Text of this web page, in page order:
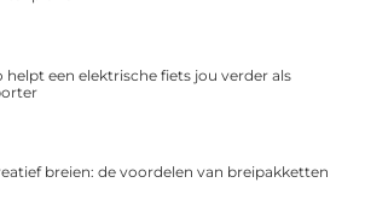
helpt een elektrische fiets jou verder als
breien: de voordelen van breipakketten